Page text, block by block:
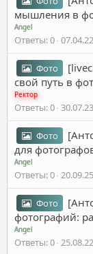
мышления в
Angel
Ответы 0 07.04.22
Фото
свой путь в
Ректор
Ответы 0 30.07.23
Фото
для
Angel
Ответы 0 20.09.25
Фото
фотографий:
Angel
Ответы 0 25.08.22